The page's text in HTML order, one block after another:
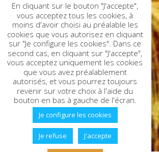
En cliquant sur le bouton "J'accepte",
vous acceptez tous les cookies, à
moins d'avoir choisi au préalable les
cookies que vous autorisez en cliquant
sur "Je configure les cookies". Dans ce
second cas, en cliquant sur "J'accepte",
vous acceptez uniquement les cookies
que vous avez préalablement
autorisés, et vous pourrez toujours
revenir sur votre choix à l'aide du
bouton en bas à gauche de l'écran.
Je configure les cookies
Je refuse J'accepte